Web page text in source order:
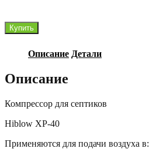
Количество
товара
Купить
Описание Детали
Описание
Компрессор для септиков
Hiblow XP-40
Применяются для подачи воздуха в: